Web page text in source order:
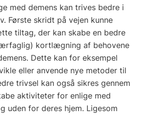
med demens kan trives bedre i
Første skridt på vejen kunne
tiltag, der kan skabe en bedre
kortlægning af behovene
Dette kan for eksempel
eller anvende nye metoder til
trivsel kan også sikres gennem
aktiviteter for enlige med
uden for deres hjem. Ligesom